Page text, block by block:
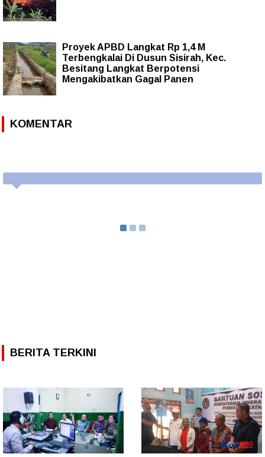
Proyek APBD Langkat Rp 1,4 M
Terbengkalai Di Dusun Sisirah, Kec.
Besitang Langkat Berpotensi
Mengakibatkan Gagal Panen
KOMENTAR
BERITA TERKINI